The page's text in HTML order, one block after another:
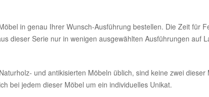
in genau Ihrer Wunsch-Ausführung bestellen. Die Zeit für
dieser Serie nur in wenigen ausgewählten Ausführungen auf
und antikisierten Möbeln üblich, sind keine zwei dieser
bei jedem dieser Möbel um ein individuelles Unikat.